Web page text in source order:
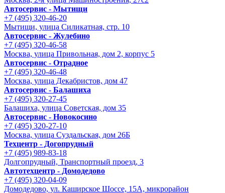
Автосервис - Мытищи
+7 (495) 320-46-20
Мытищи, улица Силикатная, стр. 10
Автосервис - Жулебино
+7 (495) 320-46-58
Москва, улица Привольная, дом 2, корпус 5
Автосервис - Отрадное
+7 (495) 320-46-48
Москва, улица Декабристов, дом 47
Автосервис - Балашиха
+7 (495) 320-27-45
Балашиха, улица Советская, дом 35
Автосервис - Новокосино
+7 (495) 320-27-10
Москва, улица Суздальская, дом 26Б
Техцентр - Догопрудный
+7 (495) 989-83-18
Долгопрудный, Транспортный проезд, 3
Автотехцентр - Домодедово
+7 (495) 320-04-09
Домодедово, ул. Каширское Шоссе, 15А, микрорайон